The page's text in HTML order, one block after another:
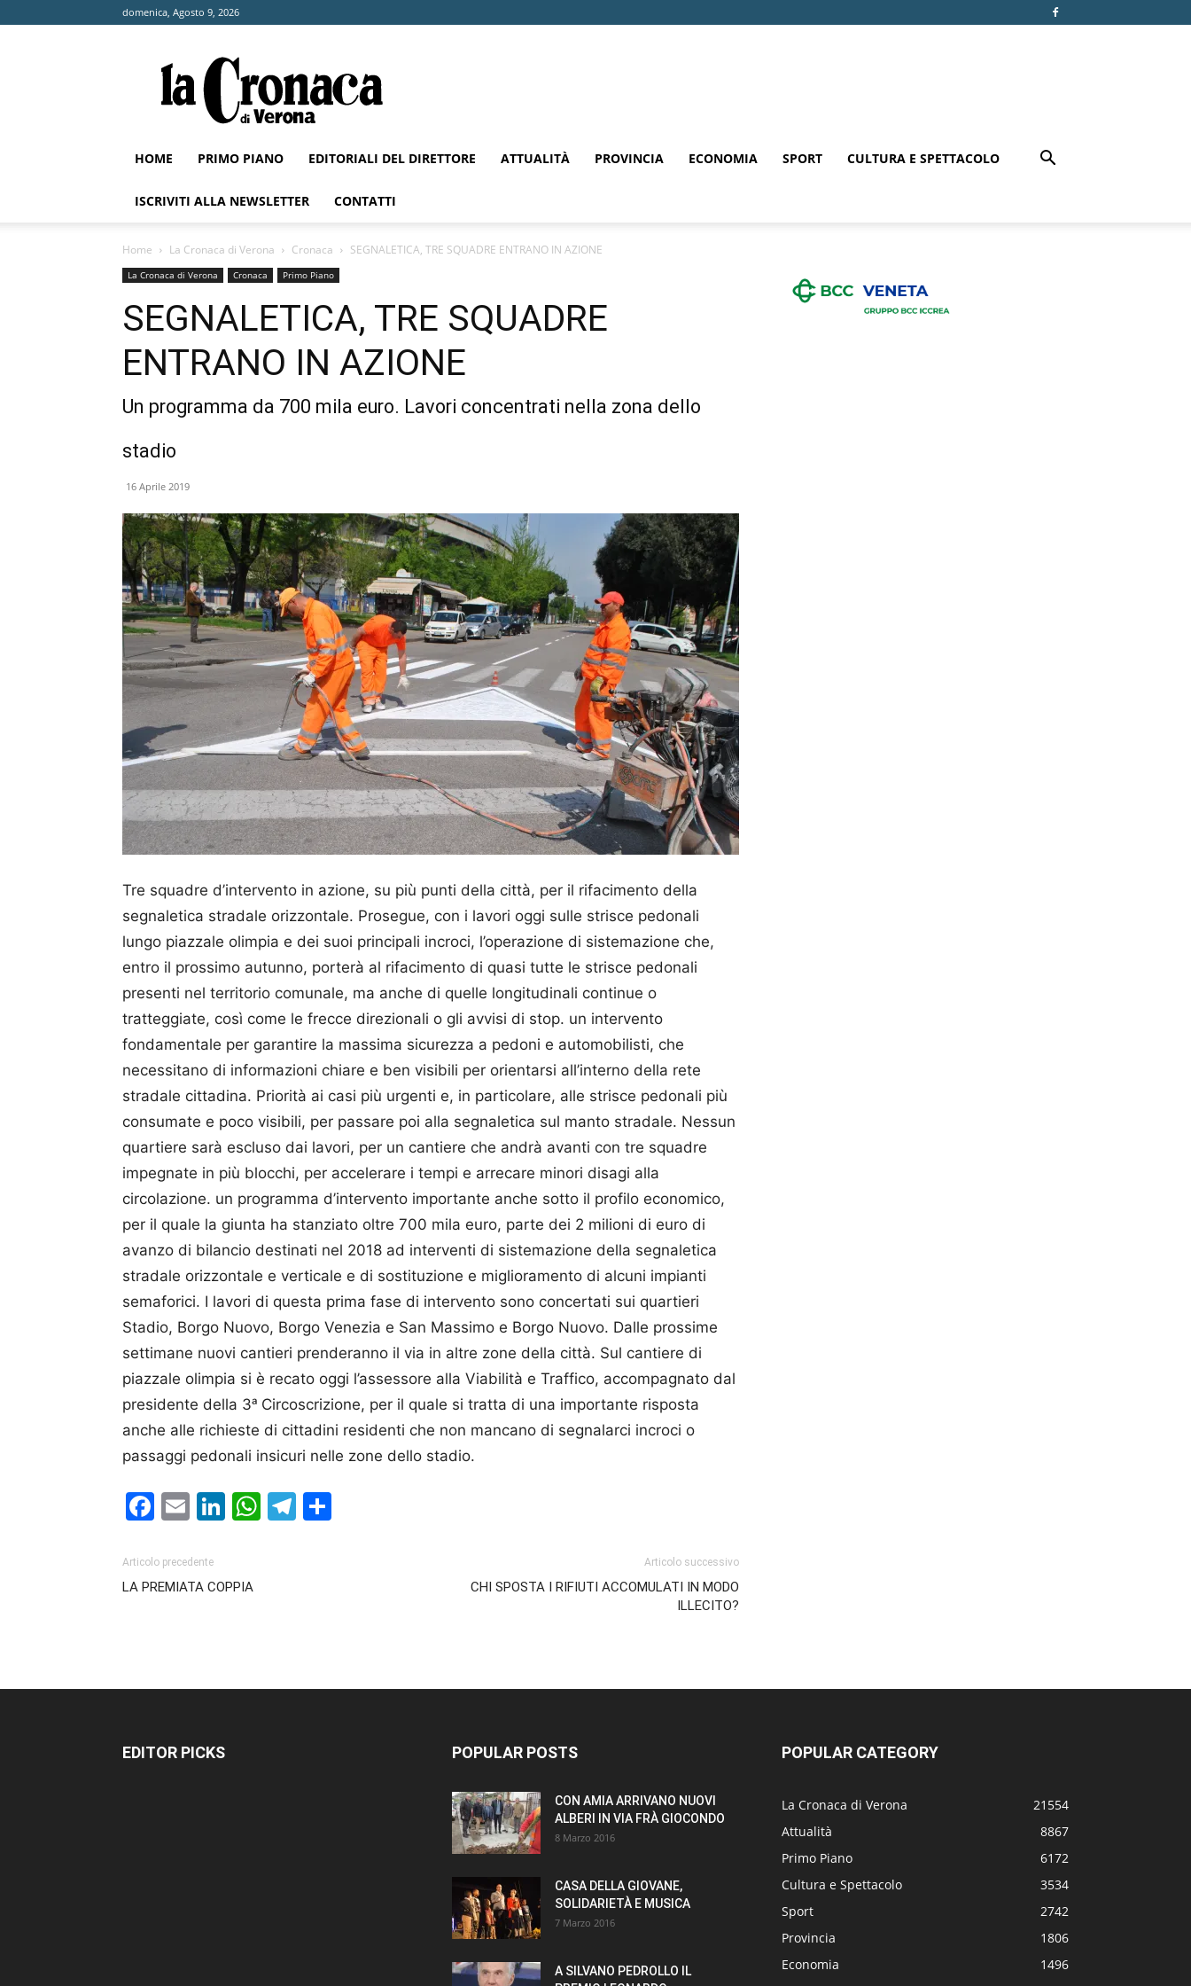
domenica, Agosto 9, 2026
Cronaca
di
Verona
HOME PRIMO PIANO EDITORIALI DEL DIRETTORE ATTUALITÀ PROVINCIA ECONOMIA SPORT CULTURA E SPETTACOLO
ISCRIVITI ALLA NEWSLETTER CONTATTI
Home La Cronaca di Verona Cronaca SEGNALETICA, TRE SQUADRE ENTRANO IN AZIONE
La Cronaca di Verona Cronaca Primo Piano
SEGNALETICA, TRE SQUADRE
ENTRANO IN AZIONE
Un programma da 700 mila euro. Lavori concentrati nella zona dello
stadio
16 Aprile 2019
Tre squadre d’intervento in azione, su più punti della città, per il rifacimento della
segnaletica stradale orizzontale. Prosegue, con i lavori oggi sulle strisce pedonali
lungo piazzale olimpia e dei suoi principali incroci, l’operazione di sistemazione che,
entro il prossimo autunno, porterà al rifacimento di quasi tutte le strisce pedonali
presenti nel territorio comunale, ma anche di quelle longitudinali continue o
tratteggiate, così come le frecce direzionali o gli avvisi di stop. un intervento
fondamentale per garantire la massima sicurezza a pedoni e automobilisti, che
necessitano di informazioni chiare e ben visibili per orientarsi all’interno della rete
stradale cittadina. Priorità ai casi più urgenti e, in particolare, alle strisce pedonali più
consumate e poco visibili, per passare poi alla segnaletica sul manto stradale. Nessun
quartiere sarà escluso dai lavori, per un cantiere che andrà avanti con tre squadre
impegnate in più blocchi, per accelerare i tempi e arrecare minori disagi alla
circolazione. un programma d’intervento importante anche sotto il profilo economico,
per il quale la giunta ha stanziato oltre 700 mila euro, parte dei 2 milioni di euro di
avanzo di bilancio destinati nel 2018 ad interventi di sistemazione della segnaletica
stradale orizzontale e verticale e di sostituzione e miglioramento di alcuni impianti
semaforici. I lavori di questa prima fase di intervento sono concertati sui quartieri
Stadio, Borgo Nuovo, Borgo Venezia e San Massimo e Borgo Nuovo. Dalle prossime
settimane nuovi cantieri prenderanno il via in altre zone della città. Sul cantiere di
piazzale olimpia si è recato oggi l’assessore alla Viabilità e Traffico, accompagnato dal
presidente della 3ᵃ Circoscrizione, per il quale si tratta di una importante risposta
anche alle richieste di cittadini residenti che non mancano di segnalarci incroci o
passaggi pedonali insicuri nelle zone dello stadio.
Facebook
EmailLinkedIn
WhatsApp
Telegram
Articolo precedente
LA PREMIATA COPPIA
Articolo successivo
CHI SPOSTA I RIFIUTI ACCOMULATI IN MODO
ILLECITO?
EDITOR PICKS POPULAR POSTS
CON AMIA ARRIVANO NUOVI
ALBERI IN VIA FRÀ GIOCONDO
8 Marzo 2016
CASA DELLA GIOVANE,
SOLIDARIETÀ E MUSICA
7 Marzo 2016
A SILVANO PEDROLLO IL
POPULAR CATEGORY
La Cronaca di Verona
21554
Attualità
8867
Primo Piano
6172
Cultura e Spettacolo
3534
Sport
2742
Provincia
1806
Economia
1496